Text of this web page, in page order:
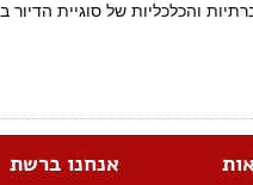
והכלכליות של סוגיית הדיור
אנחנו ברשת